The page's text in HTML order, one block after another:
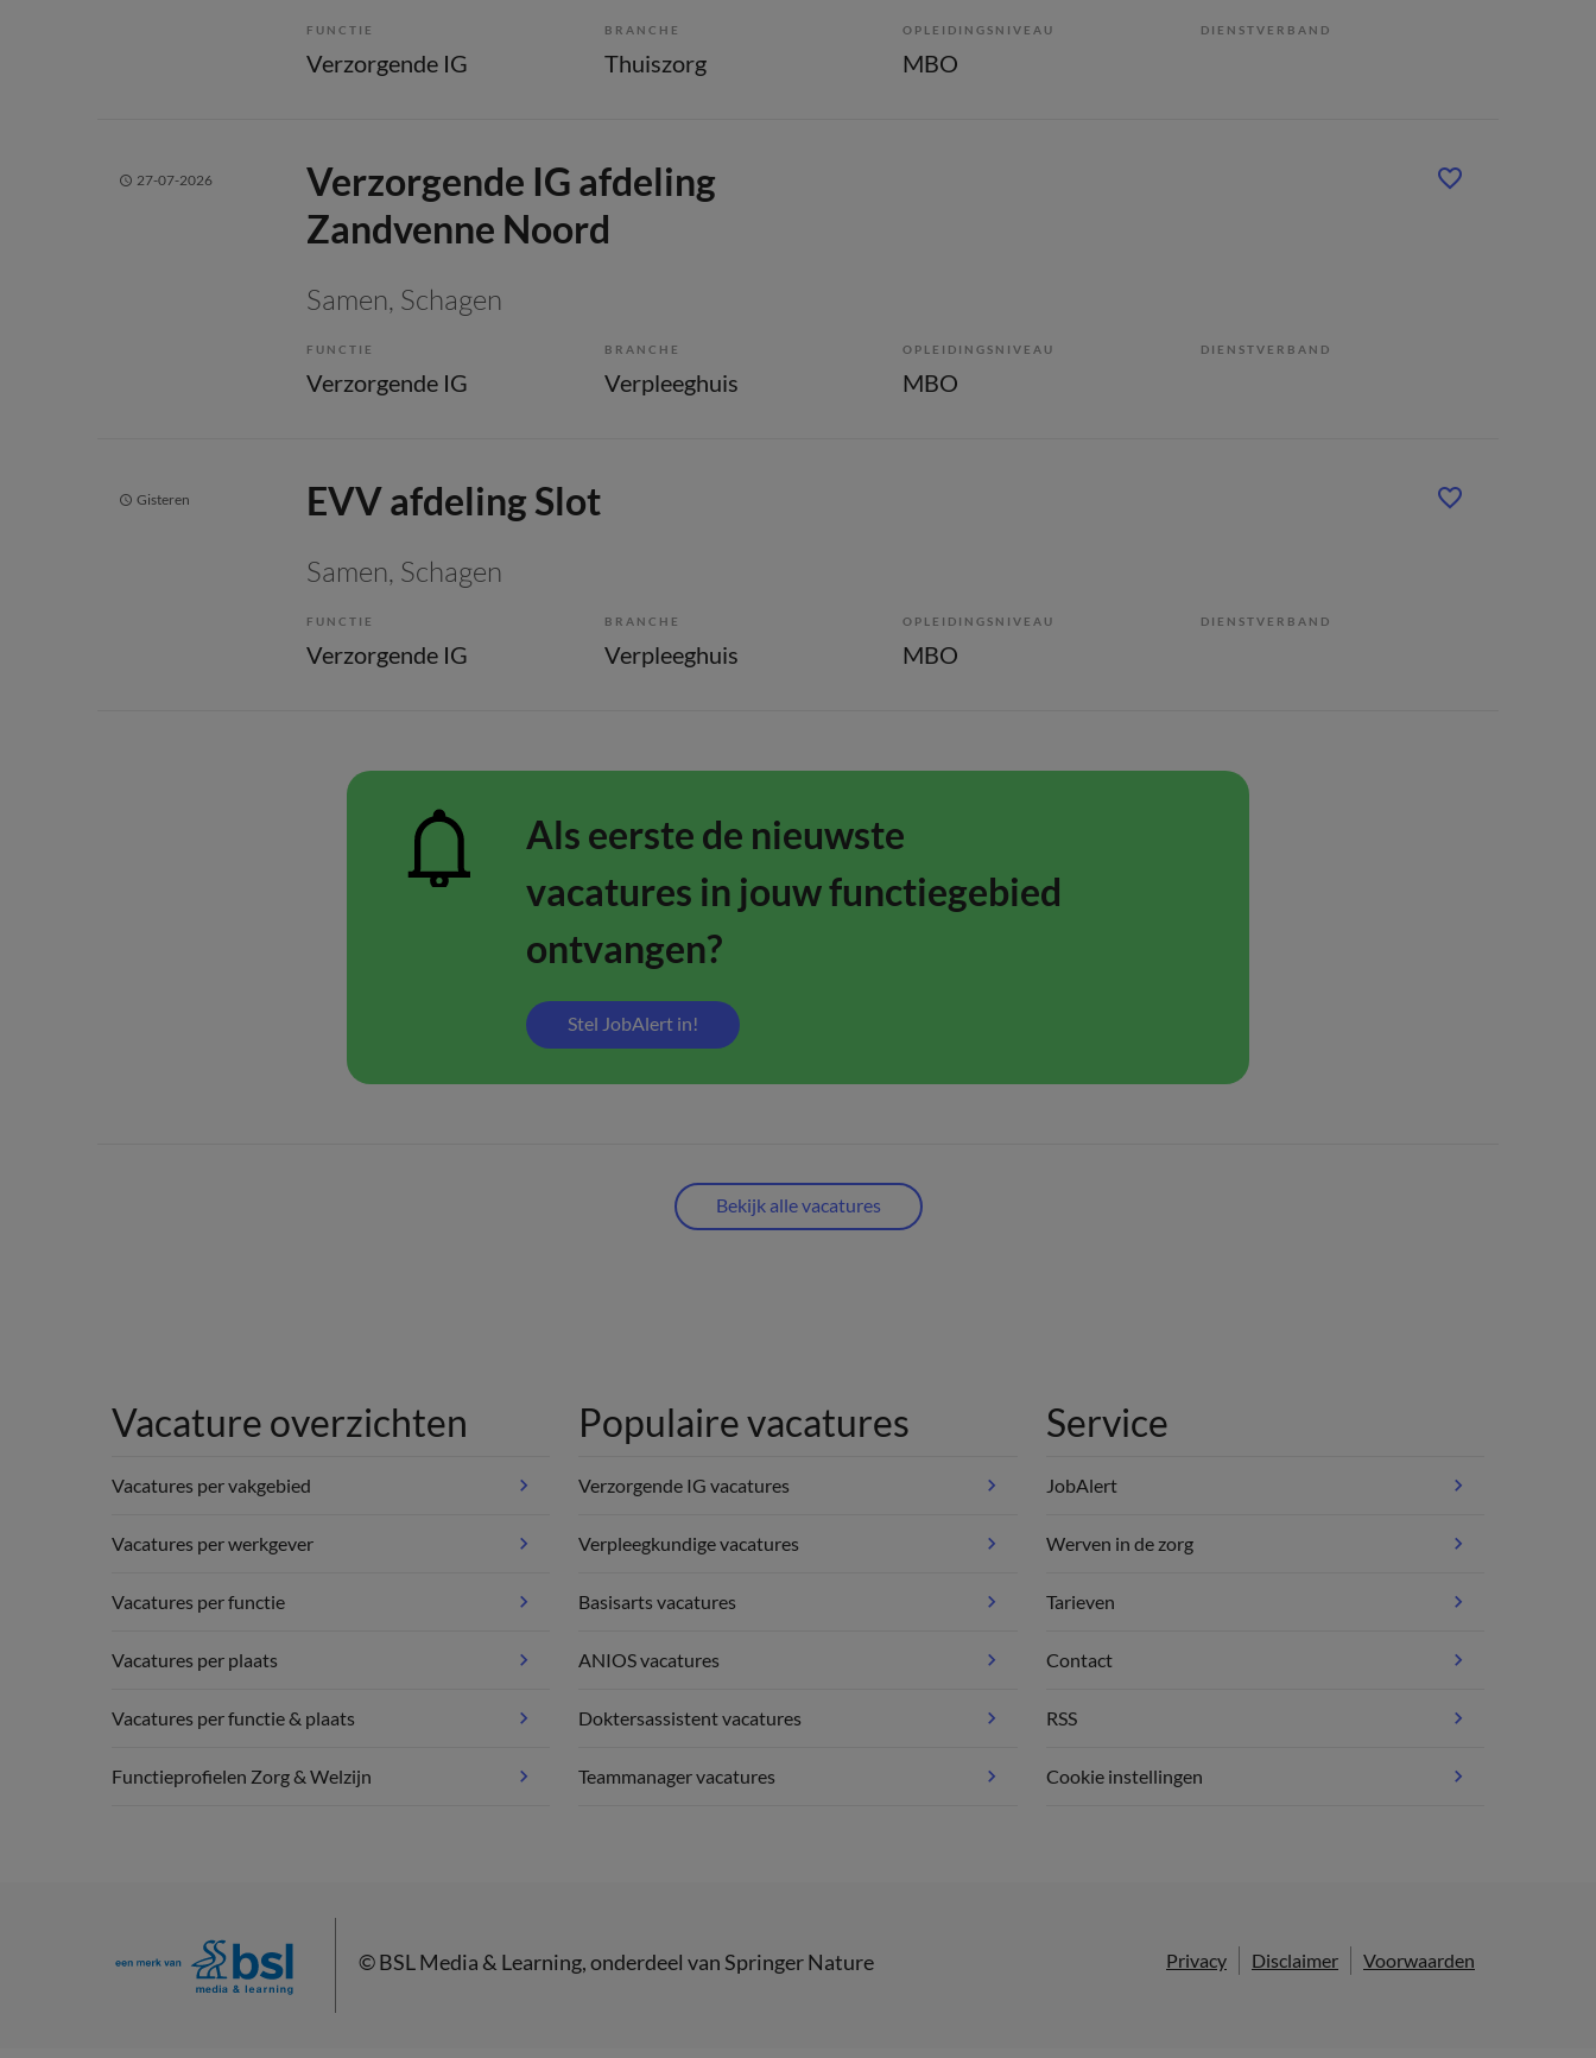
FUNCTIE
Verzorgende IG
BRANCHE
Thuiszorg
OPLEIDINGSNIVEAU
MBO
DIENSTVERBAND
27-07-2026
Verzorgende IG afdeling
Zandvenne Noord
Samen, Schagen
FUNCTIE
Verzorgende IG
BRANCHE
Verpleeghuis
OPLEIDINGSNIVEAU
MBO
DIENSTVERBAND
Gisteren EVV afdeling Slot
Samen, Schagen
FUNCTIE
Verzorgende IG
BRANCHE
Verpleeghuis
OPLEIDINGSNIVEAU
MBO
DIENSTVERBAND
Als eerste de nieuwste
vacatures in jouw functiegebied
ontvangen?
Stel JobAlert in!
Bekijk alle vacatures
Vacature overzichten
Vacatures per vakgebied
Vacatures per werkgever
Vacatures per functie
Vacatures per plaats
Vacatures per functie & plaats
Functieprofielen Zorg & Welzijn
Populaire vacatures
Verzorgende IG vacatures
Verpleegkundige vacatures
Basisarts vacatures
ANIOS vacatures
Doktersassistent vacatures
Teammanager vacatures
Service
JobAlert
Werven in de zorg
Tarieven
Contact
RSS
Cookie instellingen
Privacy Disclaimer Voorwaarden
©BSL Media & Learning, onderdeel vanSpringer Nature